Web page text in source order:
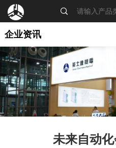
MENU
企业资讯
未来自动